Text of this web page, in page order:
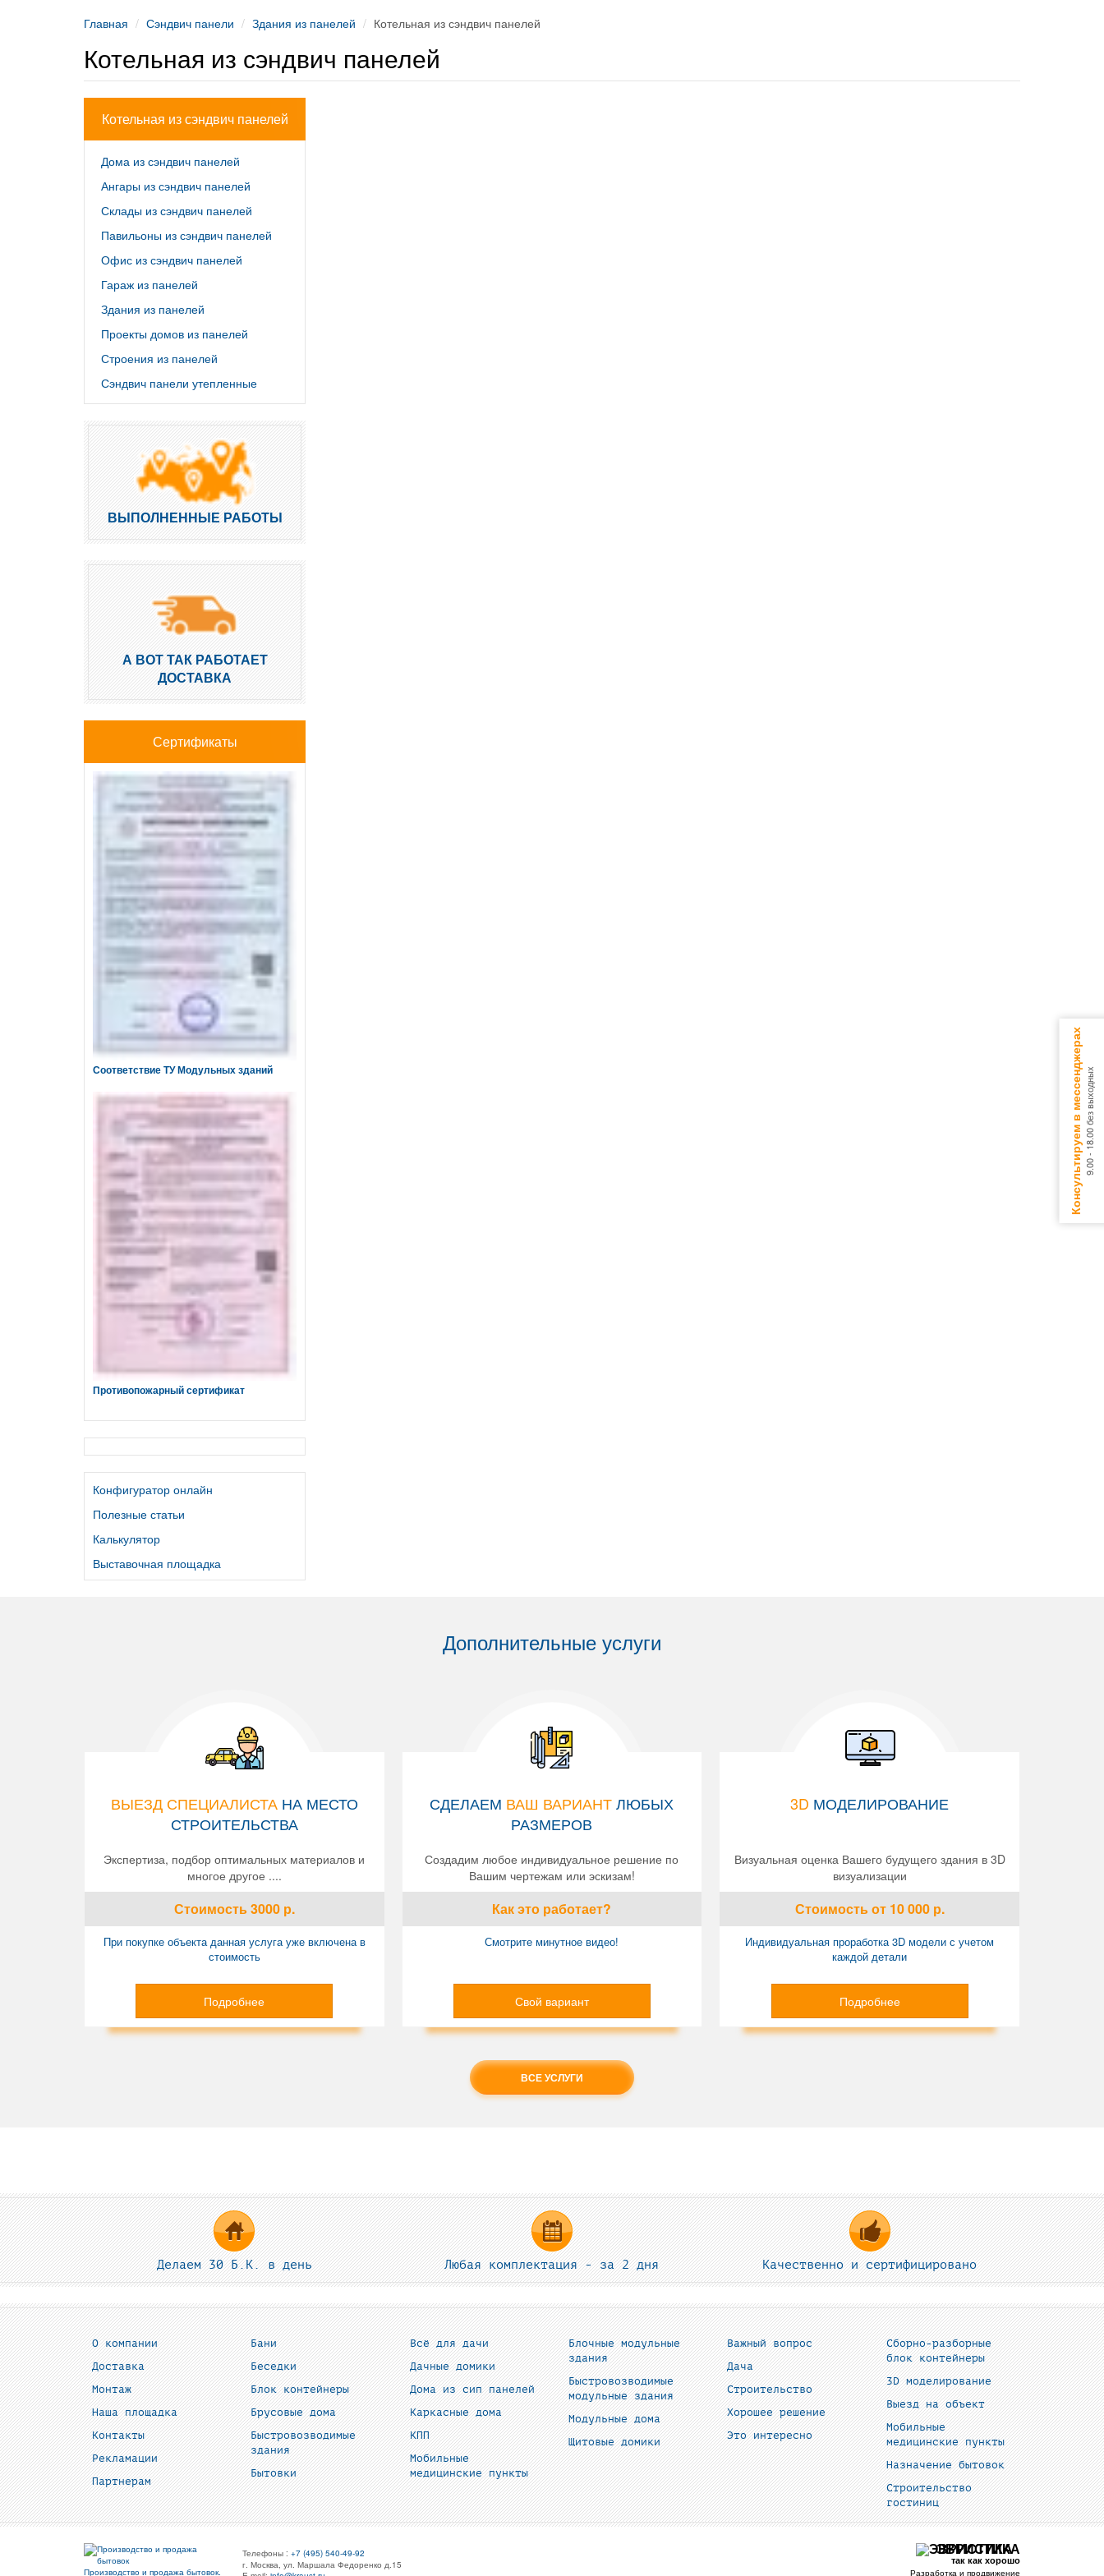
Консультируем в мессенджерах9.00 - 18.00 без выходных
Главная Сэндвич панели Здания из панелей Котельная из сэндвич панелей
Котельная из сэндвич панелей
Котельная из сэндвич панелей
Дома из сэндвич панелей
Ангары из сэндвич панелей
Склады из сэндвич панелей
Павильоны из сэндвич панелей
Офис из сэндвич панелей
Гараж из панелей
Здания из панелей
Проекты домов из панелей
Строения из панелей
Сэндвич панели утепленные
ВЫПОЛНЕННЫЕ РАБОТЫ
А ВОТ ТАК РАБОТАЕТ
ДОСТАВКА
Сертификаты
Соответствие ТУ Модульных зданий
Противопожарный сертификат
Конфигуратор онлайн
Полезные статьи
Калькулятор
Выставочная площадка
Дополнительные услуги
СДЕЛАЕМ ВАШ ВАРИАНТЛЮБЫХ
РАЗМЕРОВ
Создадим любое индивидуальное решение по
Вашим чертежам или эскизам!
Как это работает?
Смотрите минутное видео!
Свой вариант
ВЫЕЗД СПЕЦИАЛИСТАНА МЕСТО
СТРОИТЕЛЬСТВА
Экспертиза, подбор оптимальных материалов и
многое другое ....
Стоимость3000р.
При покупке объекта данная услуга уже включена в
стоимость
Подробнее
3D МОДЕЛИРОВАНИЕ
Визуальная оценка Вашего будущего здания в 3D
визуализации
Стоимостьот 10 000р.
Индивидуальная проработка 3D модели с учетом
каждой детали
Подробнее
ВСЕ УСЛУГИ
Делаем 30 Б.К. в день Любая комплектация - за 2 дня Качественно и сертифицировано
О компании
Доставка
Монтаж
Наша площадка
Контакты
Рекламации
Партнерам
Бани
Беседки
Блок контейнеры
Брусовые дома
Быстровозводимые
здания
Бытовки
Всё для дачи
Дачные домики
Дома из сип панелей
Каркасные дома
КПП
Мобильные
медицинские пункты
Блочные модульные
здания
Быстровозводимые
модульные здания
Модульные дома
Щитовые домики
Важный вопрос
Дача
Строительство
Хорошее решение
Это интересно
Сборно-разборные
блок контейнеры
3D моделирование
Выезд на объект
Мобильные
медицинские пункты
Назначение бытовок
Строительство
гостиниц
Производство и продажа бытовок.
ЭВРИСТИКА
так как хорошо
Разработка и продвижение
Телефоны :+7 (495) 540-49-92
г. Москва, ул. Маршала Федоренко д.15